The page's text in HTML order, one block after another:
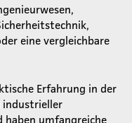
eine vergleichbare
Erfahrung in der
industrieller
haben umfangreiche